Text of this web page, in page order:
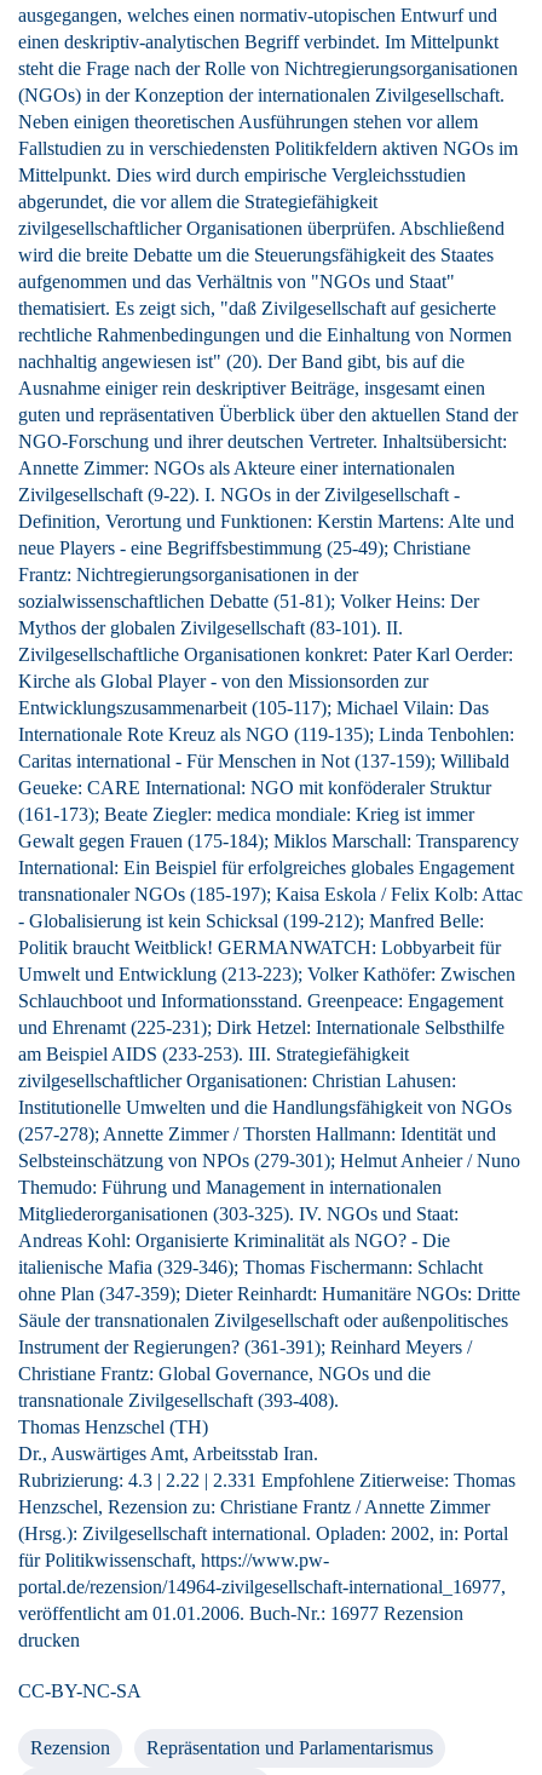
ausgegangen, welches einen normativ-utopischen Entwurf und
einen deskriptiv-analytischen Begriff verbindet. Im Mittelpunkt
steht die Frage nach der Rolle von Nichtregierungsorganisationen
(NGOs) in der Konzeption der internationalen Zivilgesellschaft.
Neben einigen theoretischen Ausführungen stehen vor allem
Fallstudien zu in verschiedensten Politikfeldern aktiven NGOs im
Mittelpunkt. Dies wird durch empirische Vergleichsstudien
abgerundet, die vor allem die Strategiefähigkeit
zivilgesellschaftlicher Organisationen überprüfen. Abschließend
wird die breite Debatte um die Steuerungsfähigkeit des Staates
aufgenommen und das Verhältnis von "NGOs und Staat"
thematisiert. Es zeigt sich, "daß Zivilgesellschaft auf gesicherte
rechtliche Rahmenbedingungen und die Einhaltung von Normen
nachhaltig angewiesen ist" (20). Der Band gibt, bis auf die
Ausnahme einiger rein deskriptiver Beiträge, insgesamt einen
guten und repräsentativen Überblick über den aktuellen Stand der
NGO-Forschung und ihrer deutschen Vertreter. Inhaltsübersicht:
Annette Zimmer: NGOs als Akteure einer internationalen
Zivilgesellschaft (9-22). I. NGOs in der Zivilgesellschaft -
Definition, Verortung und Funktionen: Kerstin Martens: Alte und
neue Players - eine Begriffsbestimmung (25-49); Christiane
Frantz: Nichtregierungsorganisationen in der
sozialwissenschaftlichen Debatte (51-81); Volker Heins: Der
Mythos der globalen Zivilgesellschaft (83-101). II.
Zivilgesellschaftliche Organisationen konkret: Pater Karl Oerder:
Kirche als Global Player - von den Missionsorden zur
Entwicklungszusammenarbeit (105-117); Michael Vilain: Das
Internationale Rote Kreuz als NGO (119-135); Linda Tenbohlen:
Caritas international - Für Menschen in Not (137-159); Willibald
Geueke: CARE International: NGO mit konföderaler Struktur
(161-173); Beate Ziegler: medica mondiale: Krieg ist immer
Gewalt gegen Frauen (175-184); Miklos Marschall: Transparency
International: Ein Beispiel für erfolgreiches globales Engagement
transnationaler NGOs (185-197); Kaisa Eskola / Felix Kolb: Attac
- Globalisierung ist kein Schicksal (199-212); Manfred Belle:
Politik braucht Weitblick! GERMANWATCH: Lobbyarbeit für
Umwelt und Entwicklung (213-223); Volker Kathöfer: Zwischen
Schlauchboot und Informationsstand. Greenpeace: Engagement
und Ehrenamt (225-231); Dirk Hetzel: Internationale Selbsthilfe
am Beispiel AIDS (233-253). III. Strategiefähigkeit
zivilgesellschaftlicher Organisationen: Christian Lahusen:
Institutionelle Umwelten und die Handlungsfähigkeit von NGOs
(257-278); Annette Zimmer / Thorsten Hallmann: Identität und
Selbsteinschätzung von NPOs (279-301); Helmut Anheier / Nuno
Themudo: Führung und Management in internationalen
Mitgliederorganisationen (303-325). IV. NGOs und Staat:
Andreas Kohl: Organisierte Kriminalität als NGO? - Die
italienische Mafia (329-346); Thomas Fischermann: Schlacht
ohne Plan (347-359); Dieter Reinhardt: Humanitäre NGOs: Dritte
Säule der transnationalen Zivilgesellschaft oder außenpolitisches
Instrument der Regierungen? (361-391); Reinhard Meyers /
Christiane Frantz: Global Governance, NGOs und die
transnationale Zivilgesellschaft (393-408).
Thomas Henzschel (TH)
Dr., Auswärtiges Amt, Arbeitsstab Iran.
Rubrizierung: 4.3 | 2.22 | 2.331 Empfohlene Zitierweise: Thomas
Henzschel, Rezension zu: Christiane Frantz / Annette Zimmer
(Hrsg.): Zivilgesellschaft international. Opladen: 2002, in: Portal
für Politikwissenschaft, https://www.pw-
portal.de/rezension/14964-zivilgesellschaft-international_16977,
veröffentlicht am 01.01.2006. Buch-Nr.: 16977 Rezension
drucken
CC-BY-NC-SA
Rezension
Repräsentation und Parlamentarismus